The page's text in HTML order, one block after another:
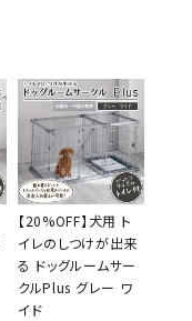
【20%OFF】犬用 ト
イレのしつけが出来
る ドッグルームサー
クルPlus グレー ワ
イド